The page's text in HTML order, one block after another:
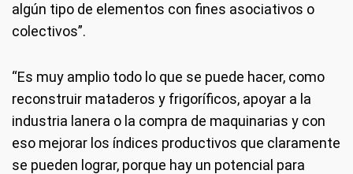
algún tipo de elementos con fines asociativos o
colectivos”.
“Es muy amplio todo lo que se puede hacer, como
reconstruir mataderos y frigoríficos, apoyar a la
industria lanera o la compra de maquinarias y con
eso mejorar los índices productivos que claramente
se pueden lograr, porque hay un potencial para